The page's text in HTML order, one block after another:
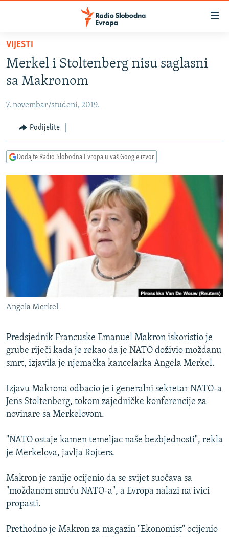
Pređite
glavni
sadržaj
na
navigaciju
Pređite
na
VIJESTI
BOSNA I HERCEGOVINA
KOSOVO
CRNA GORA
VIDEO
FOTOGALERIJE
INFOGRAFIKE
PODCASTI
RAT U UKRAJINI
KINA NA BALKANU
RSE PRIČE IZ SVIJETA
ISPRIČAJ MI
DNEVNO@RSE
SPECIJALI RSE
VIŠE OD NASLOVA
GENOCID U SREBRENICI
POPLAVE I KLIZIŠTA U BIH 2024.
TV LIBERTY
POST SCRIPTUM
MOJA EVROPA
TRI DECENIJE OD RATA U BIH
NASTANAK I RASPAD JUGOSLAVIJE
PRATITE NAS
Sve RFE/RL stranice
VIJESTI
Merkel i Stoltenberg nisu saglasni
sa Makronom
7. novembar/studeni, 2019.
Podijelite
Dodajte Radio Slobodna Evropa u vaš Google izvor
Angela Merkel
Predsjednik Francuske Emanuel Makron iskoristio je
grube riječi kada je rekao da je NATO doživio moždanu
smrt, izjavila je njemačka kancelarka Angela Merkel.
Izjavu Makrona odbacio je i generalni sekretar NATO-a
Jens Stoltenberg, tokom zajedničke konferencije za
novinare sa Merkelovom.
"NATO ostaje kamen temeljac naše bezbjednosti", rekla
je Merkelova, javlja Rojters.
Makron je ranije ocijenio da se svijet suočava sa
"moždanom smrću NATO-a", a Evropa nalazi na ivici
propasti.
Prethodno je Makron za magazin "Ekonomist" ocijenio